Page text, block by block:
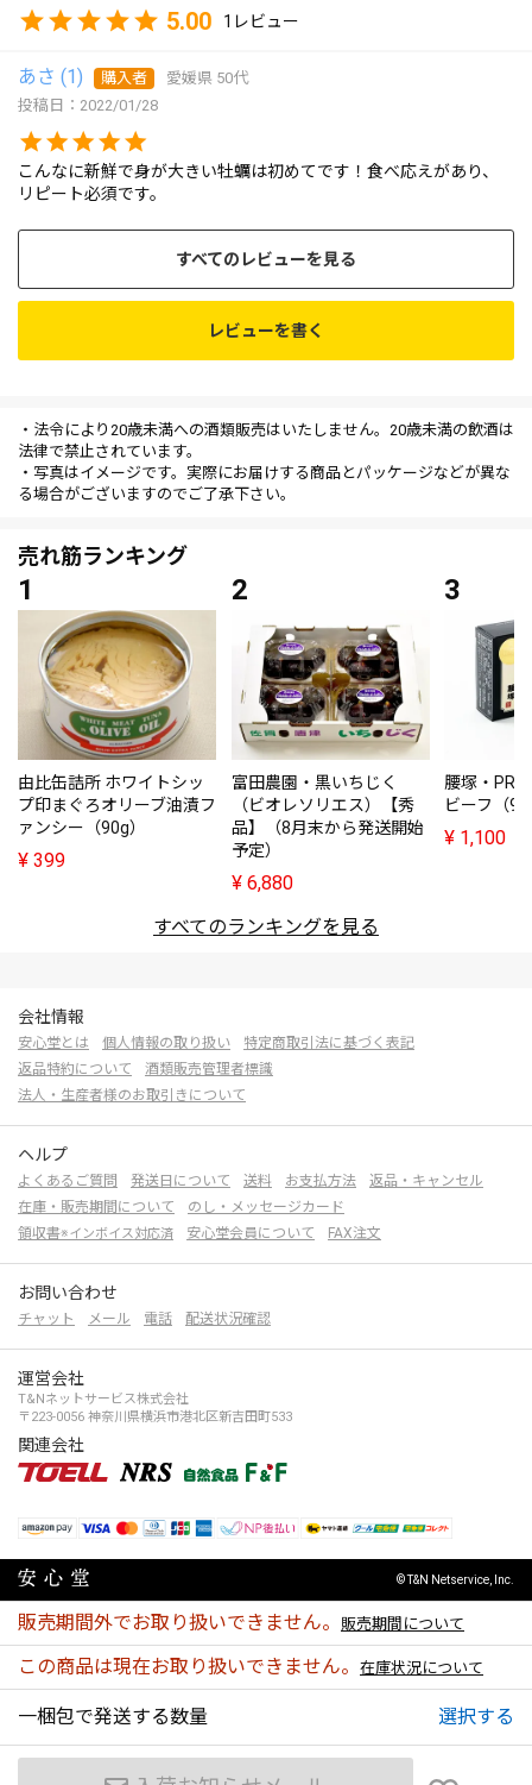
販売期間外でお取り扱いできません。 販売期間について
この商品は現在お取り扱いできません。 在庫状況について
一梱包で発送する数量
5.00
1
あさ 1 購入者 愛媛県 50代
投稿日
2022/01/28
こんなに新鮮で身が大きい牡蠣は初めてです！食べ応えがあり、
リピート必須です。
すべてのレビューを見る
レビューを書く
・法令により20歳未満への酒類販売はいたしません。20歳未満の飲酒は
法律で禁止されています。
・写真はイメージです。実際にお届けする商品とパッケージなどが異な
る場合がございますのでご了承下さい。
売れ筋ランキング
由比缶詰所 ホワイトシッ
プ印まぐろオリーブ油漬フ
ァンシー（90g）
¥ 399
富田農園・黒いちじく
（ビオレソリエス）【秀
品】（8月末から発送開始
予定）
¥ 6,880
腰塚・
ビーフ（
¥ 1,100
すべてのランキングを見る
会社情報
安心堂とは 個人情報の取り扱い
特定商取引法に基づく表記
返品特約について
酒類販売管理者標識
法人・生産者様のお取引きについて
ヘルプ
よくあるご質問 発送日について 送料 お支払方法
返品・キャンセル
在庫・販売期間について
のし・メッセージカード
領収書※インボイス対応済 安心堂会員について FAX注文
お問い合わせ
チャット メール 電話 配送状況確認
運営会社
T&Nネットサービス株式会社
〒223-0056 神奈川県横浜市港北区新吉田町533
関連会社
© T&N Netservice, Inc.